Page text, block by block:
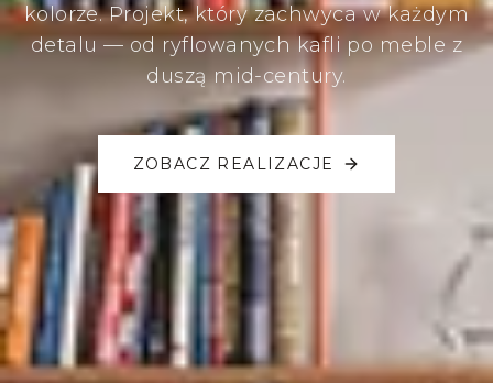
kolorze. Projekt, który zachwyca w każdym
detalu — od ryflowanych kafli po meble z
duszą mid-century.
ZOBACZ REALIZACJE